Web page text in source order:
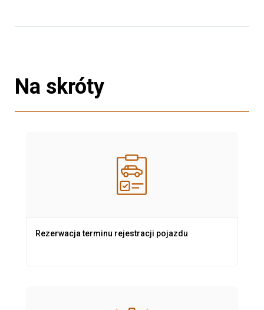
Na skróty
Rezerwacja terminu rejestracji pojazdu